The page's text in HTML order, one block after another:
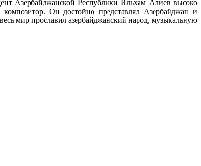
Азербайджанской Республики Ильхам Алиев высоко
Он достойно представлял Азербайджан и
мир прославил азербайджанский народ, музыкальную